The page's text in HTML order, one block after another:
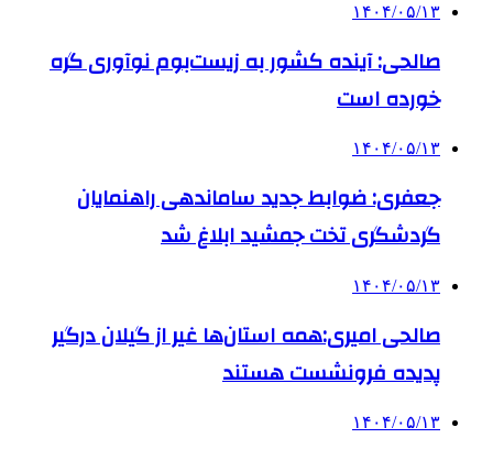
۱۴۰۴/۰۵/۱۳
صالحی: آینده کشور به زیست‌بوم نوآوری گره
خورده است
۱۴۰۴/۰۵/۱۳
جعفری: ضوابط جدید ساماندهی راهنمایان
گردشگری تخت جمشید ابلاغ شد
۱۴۰۴/۰۵/۱۳
صالحی امیری:همه استان‌ها غیر از گیلان درگیر
پدیده فرونشست هستند
۱۴۰۴/۰۵/۱۳